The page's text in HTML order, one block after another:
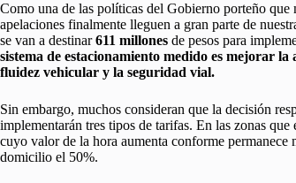
Como una de las políticas del Gobierno porteño que
apelaciones finalmente lleguen a gran parte de
se van a destinar611 millones de pesos para
sistema de estacionamiento medido es mejorar
fluidez vehicular y la seguridad vial.
Sin embargo, muchos consideran que la decisión
implementarán tres tipos de tarifas. En las zonas que
cuyo valor de la hora aumenta conforme permanece
domicilio el 50%.